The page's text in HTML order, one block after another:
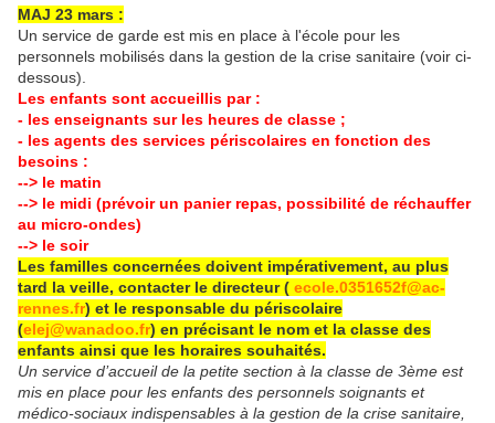
MAJ 23 mars :
Un service de garde est mis en place à l'école pour les
personnels mobilisés dans la gestion de la crise sanitaire (voir ci-
dessous).
Les enfants sont accueillis par :
- les enseignants sur les heures de classe ;
- les agents des services périscolaires en fonction des
besoins :
--> le matin
--> le midi (prévoir un panier repas, possibilité de réchauffer
au micro-ondes)
--> le soir
Les familles concernées doivent impérativement, au plus
tard la veille, contacter le directeur ( ecole.0351652f@ac-
rennes.fr) et le responsable du périscolaire
(elej@wanadoo.fr) en précisant le nom et la classe des
enfants ainsi que les horaires souhaités.
Un service d’accueil de la petite section à la classe de 3ème est
mis en place pour les enfants des personnels soignants et
médico-sociaux indispensables à la gestion de la crise sanitaire,